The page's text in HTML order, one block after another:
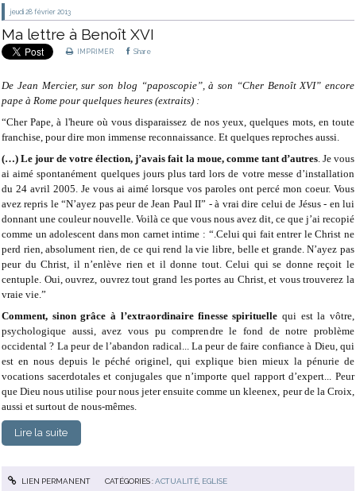
jeudi 28 février 2013
Ma lettre à Benoît XVI
IMPRIMER Share
De Jean Mercier, sur son blog “paposcopie”, à son “Cher Benoît XVI” encore
pape à Rome pour quelques heures (extraits) :
“Cher Pape, à l'heure où vous disparaissez de nos yeux, quelques mots, en toute
franchise, pour dire mon immense reconnaissance. Et quelques reproches aussi.
(…) Le jour de votre élection, j’avais fait la moue, comme tant d’autres. Je vous
ai aimé spontanément quelques jours plus tard lors de votre messe d’installation
du 24 avril 2005. Je vous ai aimé lorsque vos paroles ont percé mon coeur. Vous
avez repris le “N’ayez pas peur de Jean Paul II” - à vrai dire celui de Jésus - en lui
donnant une couleur nouvelle. Voilà ce que vous nous avez dit, ce que j’ai recopié
comme un adolescent dans mon carnet intime : “.Celui qui fait entrer le Christ ne
perd rien, absolument rien, de ce qui rend la vie libre, belle et grande. N’ayez pas
peur du Christ, il n’enlève rien et il donne tout. Celui qui se donne reçoit le
centuple. Oui, ouvrez, ouvrez tout grand les portes au Christ, et vous trouverez la
vraie vie.”
Comment, sinon grâce à l’extraordinaire finesse spirituelle qui est la vôtre,
psychologique aussi, avez vous pu comprendre le fond de notre problème
occidental ? La peur de l’abandon radical... La peur de faire confiance à Dieu, qui
est en nous depuis le péché originel, qui explique bien mieux la pénurie de
vocations sacerdotales et conjugales que n’importe quel rapport d’expert... Peur
que Dieu nous utilise pour nous jeter ensuite comme un kleenex, peur de la Croix,
aussi et surtout de nous-mêmes.
Lire la suite
LIEN PERMANENT CATÉGORIES :ACTUALITÉ, EGLISE